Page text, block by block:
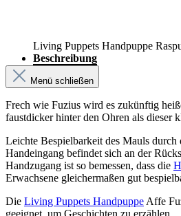
Living Puppets Handpuppe
Beschreibung
Menü schließen
Frech wie Fuzius wird es zukünftig
faustdicker hinter den Ohren als dieser
Leichte Bespielbarkeit des Mauls
Handeingang befindet sich an der
Handzugang ist so bemessen, dass die
Erwachsene gleichermaßen gut
Die Living Puppets Handpuppe Affe